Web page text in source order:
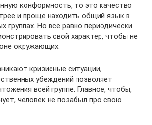
конформность, то это качество
и проще находить общий язык в
группах. Но всё равно периодически
свой характер, чтобы не
окружающих.
кризисные ситуации,
убеждений позволяет
всей группе. Главное, чтобы,
человек не позабыл про свою